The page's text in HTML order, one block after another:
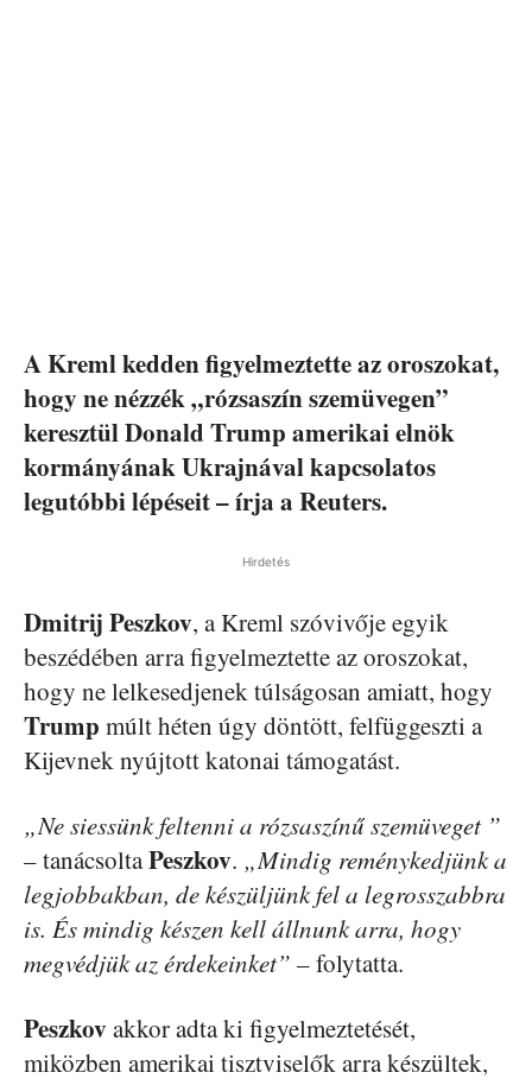
A Kreml kedden figyelmeztette az oroszokat,
hogy ne nézzék „rózsaszín szemüvegen”
keresztül Donald Trump amerikai elnök
kormányának Ukrajnával kapcsolatos
legutóbbi lépéseit – írja a Reuters.
Hirdetés
Dmitrij Peszkov, a Kreml szóvivője egyik
beszédében arra figyelmeztette az oroszokat,
hogy ne lelkesedjenek túlságosan amiatt, hogy
Trump múlt héten úgy döntött, felfüggeszti a
Kijevnek nyújtott katonai támogatást.
„Ne siessünk feltenni a rózsaszínű szemüveget ”
– tanácsoltaPeszkov. „Mindig reménykedjünk a
legjobbakban, de készüljünk fel a legrosszabbra
is. És mindig készen kell állnunk arra, hogy
megvédjük az érdekeinket” – folytatta.
Peszkov akkor adta ki figyelmeztetését,
miközben amerikai tisztviselők arra készültek,